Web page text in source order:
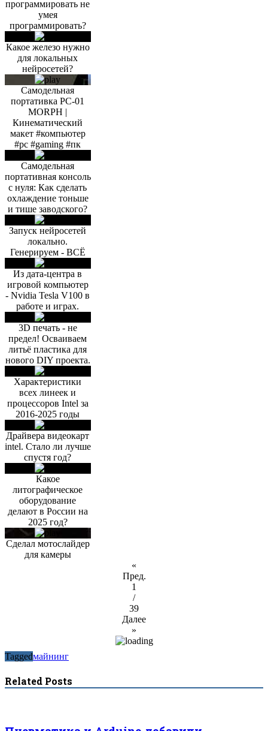
программировать не
умея
программировать?
Какое железо нужно
для локальных
нейросетей?
Самодельная
портативка PC-01
MORPH |
Кинематический
макет #компьютер
#pc #gaming #пк
Самодельная
портативная консоль
с нуля: Как сделать
охлаждение тоньше
и тише заводского?
Запуск нейросетей
локально.
Генерируем - ВСЁ
Из дата-центра в
игровой компьютер
- Nvidia Tesla V100 в
работе и играх.
3D печать - не
предел! Осваиваем
литьё пластика для
нового DIY проекта.
Характеристики
всех линеек и
процессоров Intel за
2016-2025 годы
Драйвера видеокарт
intel. Стало ли лучше
спустя год?
Какое
литографическое
оборудование
делают в России на
2025 год?
Сделал мотослайдер
для камеры
«
Пред.
1
/
39
Далее
»
Taggedмайнинг
Related Posts